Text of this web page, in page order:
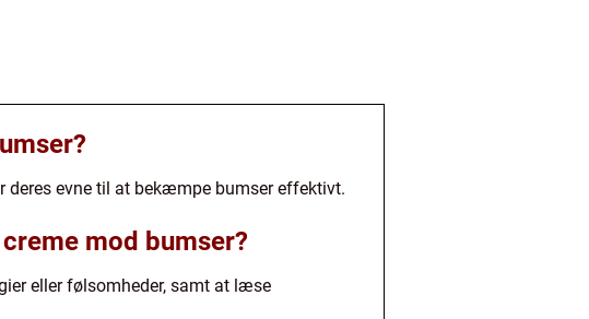
deres evne til at bekæmpe bumser effektivt.
mod bumser?
eller følsomheder, samt at læse